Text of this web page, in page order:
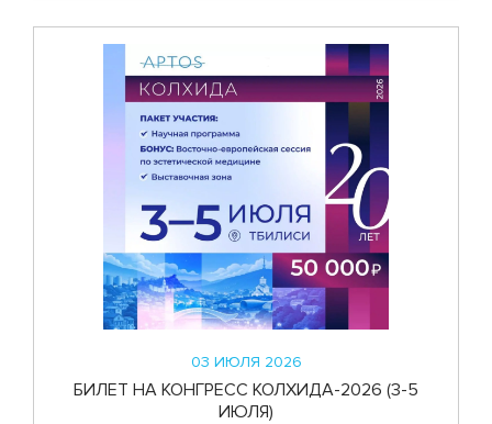
03 ИЮЛЯ 2026
БИЛЕТ НА КОНГРЕСС КОЛХИДА-2026 (3-5
ИЮЛЯ)